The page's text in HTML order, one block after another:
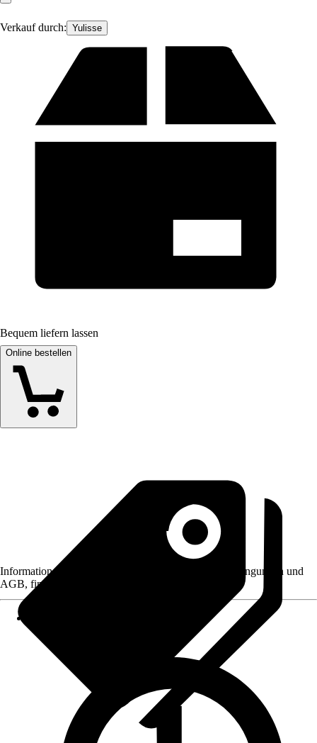
Verkauf durch: Yulisse
Bequem liefern lassen
Online bestellen
Informationen des Verkäufers, wie z. B. Rückgabebedingungen und
AGB, finden Sie bei Klick auf den Verkäufernamen.